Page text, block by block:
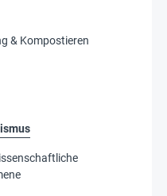
& Kompostieren